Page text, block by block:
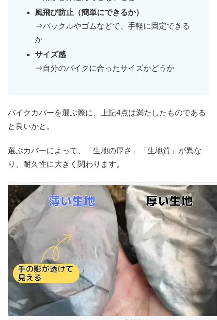
風飛び防止（簡単にできるか）
⇒バックルやゴムなどで、手軽に固定できる
か
サイズ感
⇒自分のバイクに合ったサイズかどうか
バイクカバーを選ぶ際に、上記4点は満たしたものである
と良いかと。
選ぶカバーによって、「生地の厚さ」「生地質」が異な
り、耐久性に大きく関わります。